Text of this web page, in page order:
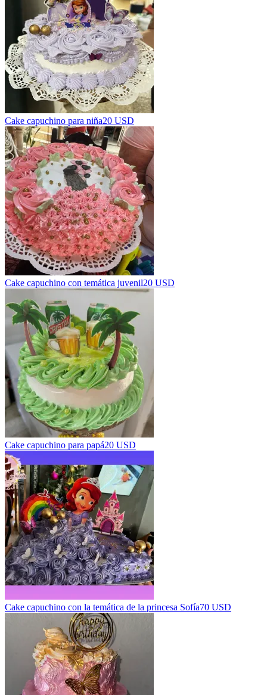
Cake capuchino para niña20 USD
Cake capuchino con temática juvenil20 USD
Cake capuchino para papá20 USD
Cake capuchino con la temática de la princesa Sofía70 USD